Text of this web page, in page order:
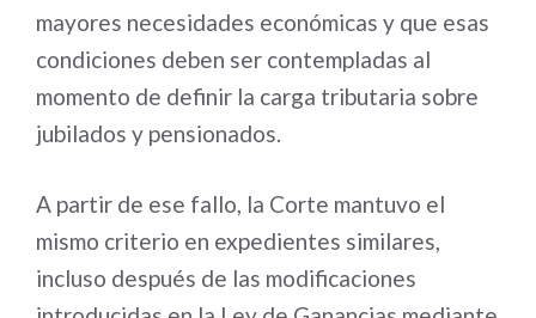
mayores necesidades económicas y que esas
condiciones deben ser contempladas al
momento de definir la carga tributaria sobre
jubilados y pensionados.
A partir de ese fallo, la Corte mantuvo el
mismo criterio en expedientes similares,
incluso después de las modificaciones